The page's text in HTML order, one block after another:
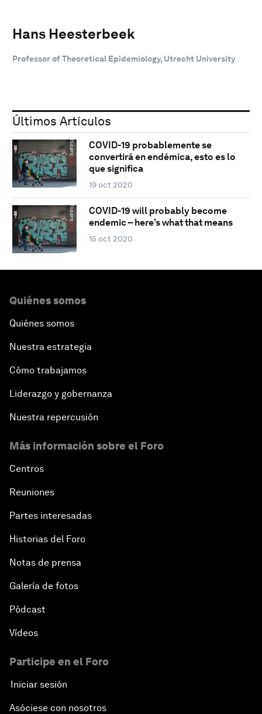
Hans Heesterbeek
Professor of Theoretical Epidemiology, Utrecht University
Últimos Artículos
COVID-19 probablemente se
convertirá en endémica, esto es lo
que significa
19 oct 2020
COVID-19 will probably become
endemic – here’s what that means
15 oct 2020
Quiénes somos
Quiénes somos
Nuestra estrategia
Cómo trabajamos
Liderazgo y gobernanza
Nuestra repercusión
Más información sobre el Foro
Centros
Reuniones
Partes interesadas
Historias del Foro
Notas de prensa
Galería de fotos
Pódcast
Vídeos
Participe en el Foro
Iniciar sesión
Asóciese con nosotros